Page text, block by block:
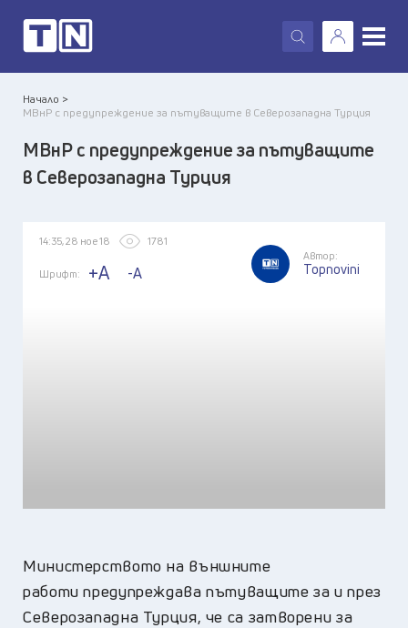
X
Начало >
МВнР с предупреждение за пътуващите в Северозападна Турция
МВнР с предупреждение за пътуващите
в Северозападна Турция
14:35, 28 ное 18 1781
Шрифт: +A -A
Автор:
Topnovini
Министерството на външните
работи предупреждава пътуващите за и през
Северозападна Турция, че са затворени за